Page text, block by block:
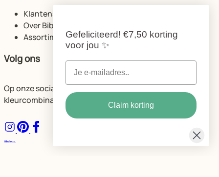
Klantenservice
Over Bibelotte
Assortiment
Volg ons
Op onze socials delen we volop ideeën voor de mooiste
kleurcombinaties en ruimtes.
Gefeliciteerd! €7,50 korting
voor jou ✨
Claim korting